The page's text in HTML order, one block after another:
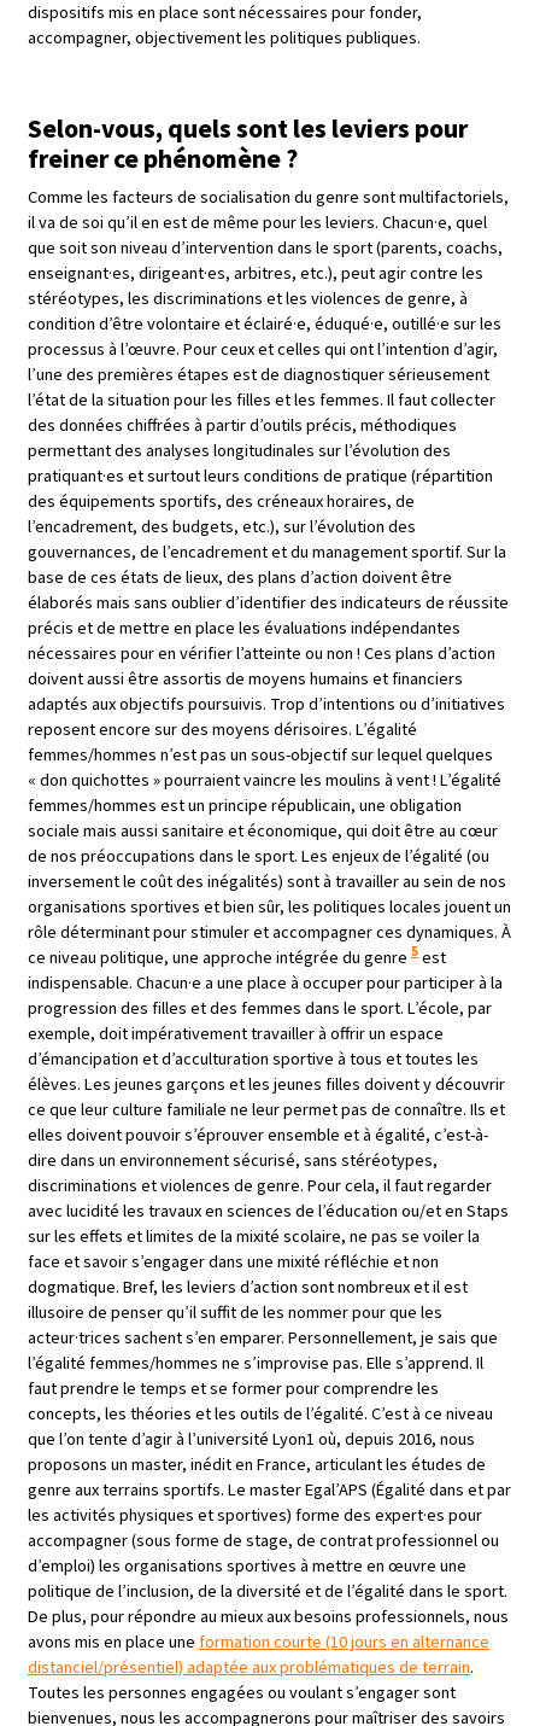
dispositifs mis en place sont nécessaires pour fonder,
accompagner, objectivement les politiques publiques.
Selon-vous, quels sont les leviers pour
freiner ce phénomène ?
Comme les facteurs de socialisation du genre sont multifactoriels,
il va de soi qu’il en est de même pour les leviers. Chacun·e, quel
que soit son niveau d’intervention dans le sport (parents, coachs,
enseignant·es, dirigeant·es, arbitres, etc.), peut agir contre les
stéréotypes, les discriminations et les violences de genre, à
condition d’être volontaire et éclairé·e, éduqué·e, outillé·e sur les
processus à l’œuvre. Pour ceux et celles qui ont l’intention d’agir,
l’une des premières étapes est de diagnostiquer sérieusement
l’état de la situation pour les filles et les femmes. Il faut collecter
des données chiffrées à partir d’outils précis, méthodiques
permettant des analyses longitudinales sur l’évolution des
pratiquant·es et surtout leurs conditions de pratique (répartition
des équipements sportifs, des créneaux horaires, de
l’encadrement, des budgets, etc.), sur l’évolution des
gouvernances, de l’encadrement et du management sportif. Sur la
base de ces états de lieux, des plans d’action doivent être
élaborés mais sans oublier d’identifier des indicateurs de réussite
précis et de mettre en place les évaluations indépendantes
nécessaires pour en vérifier l’atteinte ou non ! Ces plans d’action
doivent aussi être assortis de moyens humains et financiers
adaptés aux objectifs poursuivis. Trop d’intentions ou d’initiatives
reposent encore sur des moyens dérisoires. L’égalité
femmes/hommes n’est pas un sous-objectif sur lequel quelques
« don quichottes » pourraient vaincre les moulins à vent ! L’égalité
femmes/hommes est un principe républicain, une obligation
sociale mais aussi sanitaire et économique, qui doit être au cœur
de nos préoccupations dans le sport. Les enjeux de l’égalité (ou
inversement le coût des inégalités) sont à travailler au sein de nos
organisations sportives et bien sûr, les politiques locales jouent un
rôle déterminant pour stimuler et accompagner ces dynamiques. À
ce niveau politique, une approche intégrée du genre 5 est
indispensable. Chacun·e a une place à occuper pour participer à la
progression des filles et des femmes dans le sport. L’école, par
exemple, doit impérativement travailler à offrir un espace
d’émancipation et d’acculturation sportive à tous et toutes les
élèves. Les jeunes garçons et les jeunes filles doivent y découvrir
ce que leur culture familiale ne leur permet pas de connaître. Ils et
elles doivent pouvoir s’éprouver ensemble et à égalité, c’est-à-
dire dans un environnement sécurisé, sans stéréotypes,
discriminations et violences de genre. Pour cela, il faut regarder
avec lucidité les travaux en sciences de l’éducation ou/et en Staps
sur les effets et limites de la mixité scolaire, ne pas se voiler la
face et savoir s’engager dans une mixité réfléchie et non
dogmatique. Bref, les leviers d’action sont nombreux et il est
illusoire de penser qu’il suffit de les nommer pour que les
acteur·trices sachent s’en emparer. Personnellement, je sais que
l’égalité femmes/hommes ne s’improvise pas. Elle s’apprend. Il
faut prendre le temps et se former pour comprendre les
concepts, les théories et les outils de l’égalité. C’est à ce niveau
que l’on tente d’agir à l’université Lyon1 où, depuis 2016, nous
proposons un master, inédit en France, articulant les études de
genre aux terrains sportifs. Le master Egal’APS (Égalité dans et par
les activités physiques et sportives) forme des expert·es pour
accompagner (sous forme de stage, de contrat professionnel ou
d’emploi) les organisations sportives à mettre en œuvre une
politique de l’inclusion, de la diversité et de l’égalité dans le sport.
De plus, pour répondre au mieux aux besoins professionnels, nous
avons mis en place uneformation courte (10 jours en alternance
distanciel/présentiel) adaptée aux problématiques de terrain.
Toutes les personnes engagées ou voulant s’engager sont
bienvenues, nous les accompagnerons pour maîtriser des savoirs